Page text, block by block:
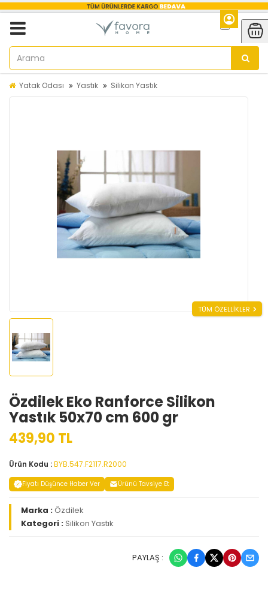
Yatak Odası Yastık Silikon Yastık
TÜM ÖZELLİKLER
Özdilek Eko Ranforce Silikon
Yastık 50x70 cm 600 gr
439,90 TL
Ürün Kodu :BYB.547.F2117.R2000
Fiyatı Düşünce Haber Ver Ürünü Tavsiye Et
Marka :Özdilek
Kategori :Silikon Yastık
PAYLAŞ :